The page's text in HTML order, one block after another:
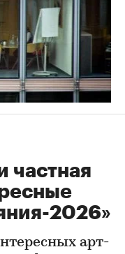
частная
2026»
арт-